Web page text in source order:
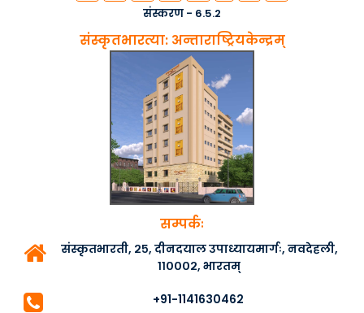
संस्करण - 6.5.2
संस्कृतभारत्या: अन्ताराष्ट्रियकेन्द्रम्
सम्पर्कः
संस्कृतभारती, २५, दीनदयाल उपाध्यायमार्गः, नवदेहली,
११०००२, भारतम्
+91-1141630462